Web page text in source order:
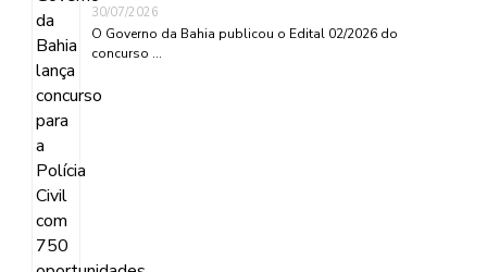
30/07/2026
O Governo da Bahia publicou o Edital 02/2026 do
concurso …